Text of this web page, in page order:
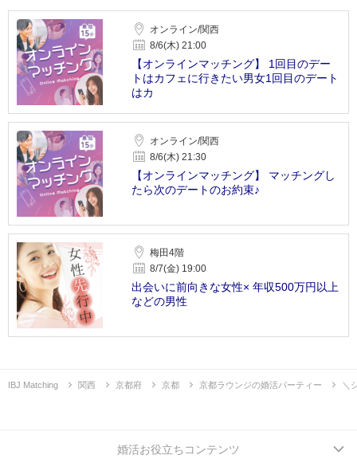
オンライン/関西
8/6(木) 21:00
【オンラインマッチング】 1回目のデー
トはカフェに行きたい男女1回目のデート
はカ
オンライン/関西
8/6(木) 21:30
【オンラインマッチング】 マッチングし
たら次のデートのお約束♪
梅田4階
8/7(金) 19:00
出会いに前向きな女性× 年収500万円以上
などの男性
IBJ Matching 関西 京都府 京都 京都ラウンジの婚活パーティー ＼
婚活お役立ちコンテンツ